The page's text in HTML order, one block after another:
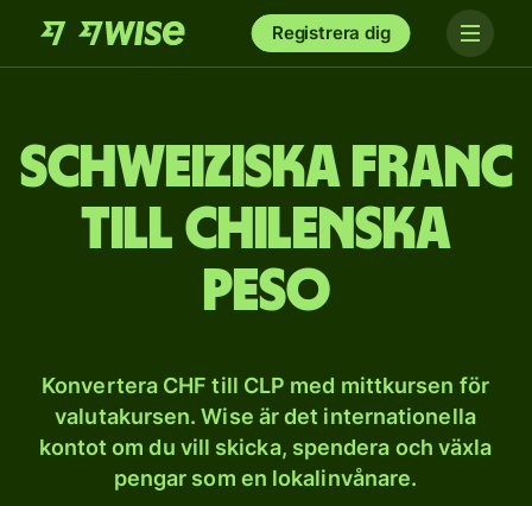
Registrera dig
Schweiziska franc
till chilenska
peso
Konvertera CHF till CLP med mittkursen för
valutakursen. Wise är det internationella
kontot om du vill skicka, spendera och växla
pengar som en lokalinvånare.